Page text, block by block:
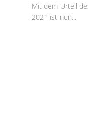
Mit dem Urteil
2021 ist nun...